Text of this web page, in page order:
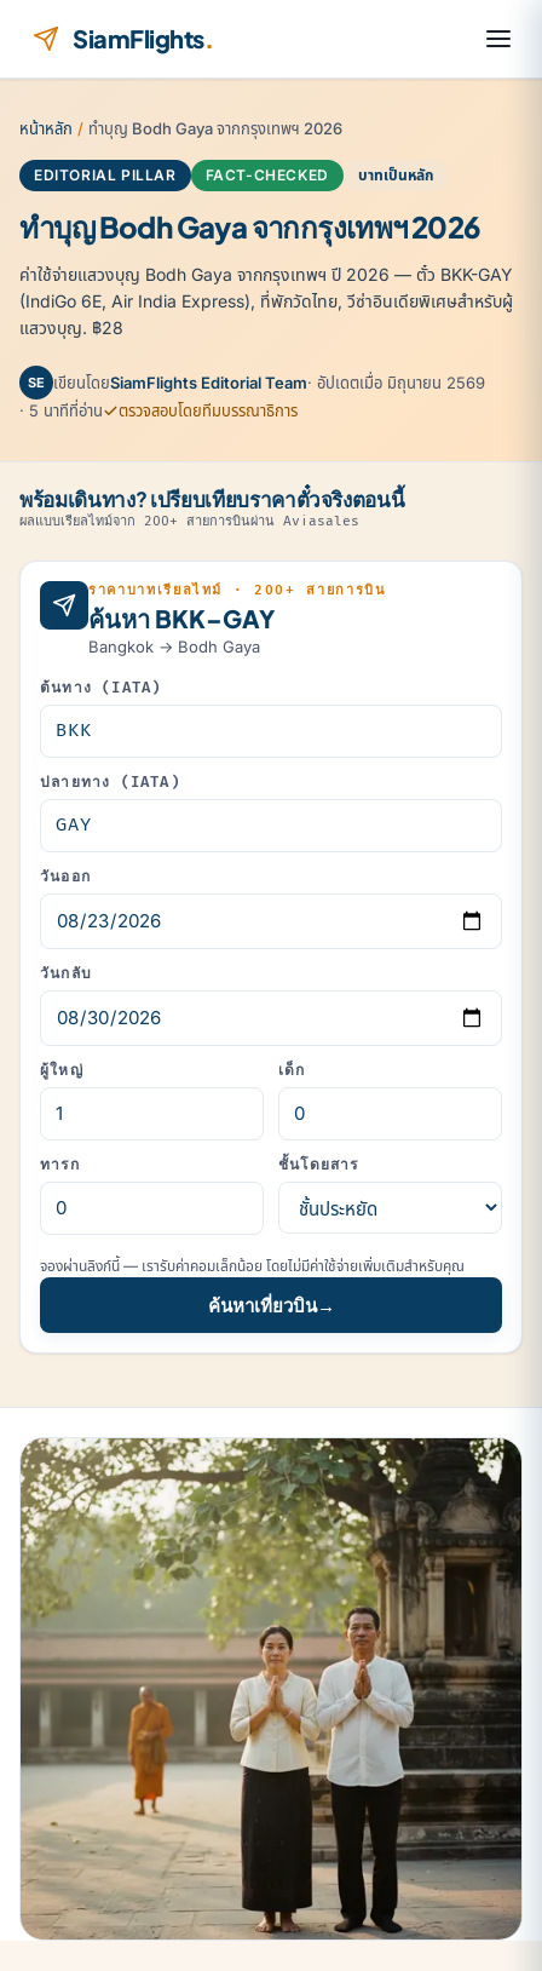
SiamFlights.
หน้าหลัก / ทำบุญ Bodh Gaya จากกรุงเทพฯ 2026
EDITORIAL PILLAR FACT-CHECKED บาทเป็นหลัก
ทำบุญ Bodh Gaya จากกรุงเทพฯ 2026
ค่าใช้จ่ายแสวงบุญ Bodh Gaya จากกรุงเทพฯ ปี 2026 — ตั๋ว BKK-GAY
(IndiGo 6E, Air India Express), ที่พักวัดไทย, วีซ่าอินเดียพิเศษสำหรับผู้
แสวงบุญ. ฿28
SE เขียนโดยSiamFlights Editorial Team· อัปเดตเมื่อ มิถุนายน 2569
· 5 นาทีที่อ่าน
ตรวจสอบโดยทีมบรรณาธิการ
พร้อมเดินทาง? เปรียบเทียบราคาตั๋วจริงตอนนี้
ผลแบบเรียลไทม์จาก 200+ สายการบินผ่าน Aviasales
ราคาบาทเรียลไทม์ · 200+ สายการบิน
ค้นหา BKK–GAY
Bangkok → Bodh Gaya
ต้นทาง (IATA)
ปลายทาง (IATA)
วันออก
วันกลับ
ผู้ใหญ่ เด็ก
ทารก ชั้นโดยสาร
จองผ่านลิงก์นี้ — เรารับค่าคอมเล็กน้อย โดยไม่มีค่าใช้จ่ายเพิ่มเติมสำหรับคุณ
ค้นหาเที่ยวบิน→